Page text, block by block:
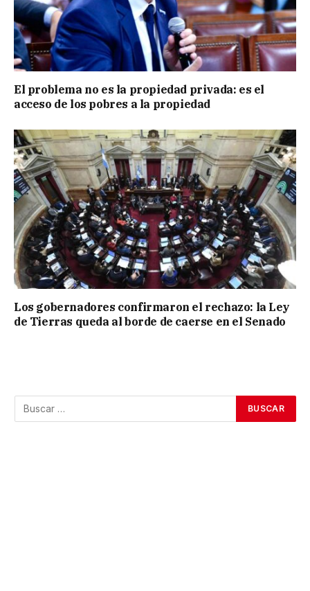
El problema no es la propiedad privada: es el
acceso de los pobres a la propiedad
Los gobernadores confirmaron el rechazo: la Ley
de Tierras queda al borde de caerse en el Senado